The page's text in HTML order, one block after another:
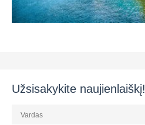
Užsisakykite naujienlaiškį!